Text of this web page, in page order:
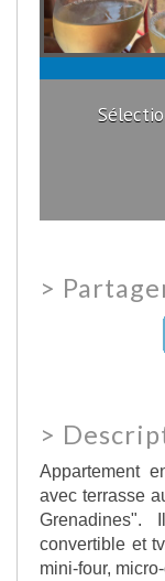
>
>
Appartement
avec terrasse
Grenadines".
convertible et
mini-four,